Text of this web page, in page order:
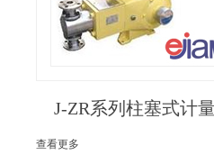
J-ZR系列柱塞式计
查看更多